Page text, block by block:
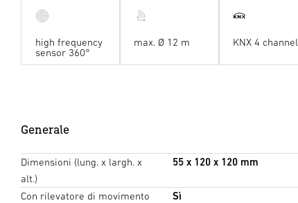
high frequency
sensor 360°
max. Ø 12 m KNX 4 channel
Generale
Dimensioni (lung. x largh. x
alt.)
55 x 120 x 120 mm
Con rilevatore di movimento
Sì